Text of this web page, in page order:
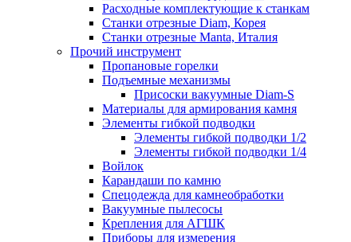
Расходные комплектующие к станкам
Станки отрезные Diam, Корея
Станки отрезные Manta, Италия
Прочий инструмент
Пропановые горелки
Подъeмные механизмы
Присоски вакуумные Diam-S
Материалы для армирования камня
Элементы гибкой подводки
Элементы гибкой подводки 1/2
Элементы гибкой подводки 1/4
Войлок
Карандаши по камню
Спецодежда для камнеобработки
Вакуумные пылесосы
Крепления для АГШК
Приборы для измерения